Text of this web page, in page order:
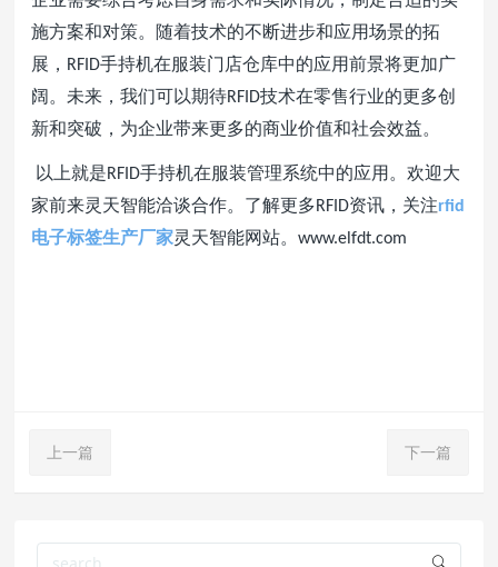
施方案和对策。随着技术的不断进步和应用场景的拓
展， RFID手持机在服装门店仓库中的应用前景将更加广
阔。未来，我们可以期待RFID技术在零售行业的更多创
新和突破，为企业带来更多的商业价值和社会效益。
以上就是RFID手持机在服装管理系统中的应用。欢迎大
家前来灵天智能洽谈合作。了解更多RFID资讯，关注rfid
电子标签生产厂家灵天智能网站。www.elfdt.com
上一篇 下一篇